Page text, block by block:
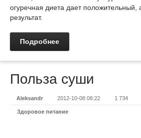
огуречная диета дает положительный,
результат.
Подробнее
Польза суши
Aleksandr 2012-10-08 08:22 1 734
Здоровое питание